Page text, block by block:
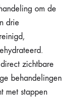
om de
drie
zichtbare
behandelingen
met stappen